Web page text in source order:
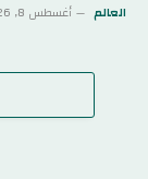
العالم أغسطس 8, 2026